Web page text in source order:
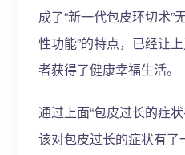
成了“新一代包皮环切术”
性功能”的特点，已经让
者获得了健康幸福生活。
通过上面“包皮过长的症
该对包皮过长的症状有了